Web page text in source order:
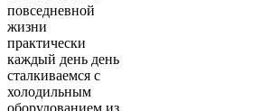
повседневной
жизни
практически
каждый день день
сталкиваемся с
холодильным
оборудованием из